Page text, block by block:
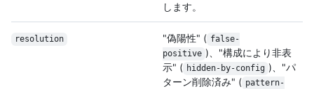
します。
resolution "偽陽性" ( false-
positive )、"構成により非表
示" ( hidden-by-config )、"パ
ターン削除済み" ( pattern-